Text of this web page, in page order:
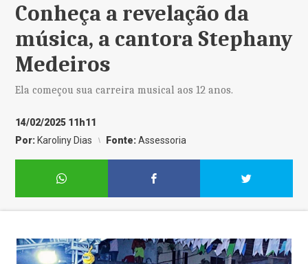
Conheça a revelação da
música, a cantora Stephany
Medeiros
Ela começou sua carreira musical aos 12 anos.
14/02/2025 11h11
Por: Karoliny Dias Fonte:Assessoria